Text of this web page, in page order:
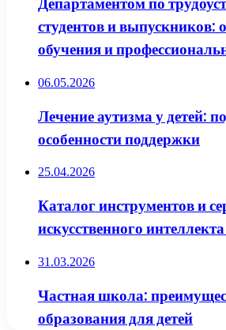
студентов и выпускников:
обучения и
06.05.2026
Лечение аутизма у детей:
особенности поддержки
25.04.2026
Каталог инструментов и
искусственного
31.03.2026
Частная школа:
образования для детей